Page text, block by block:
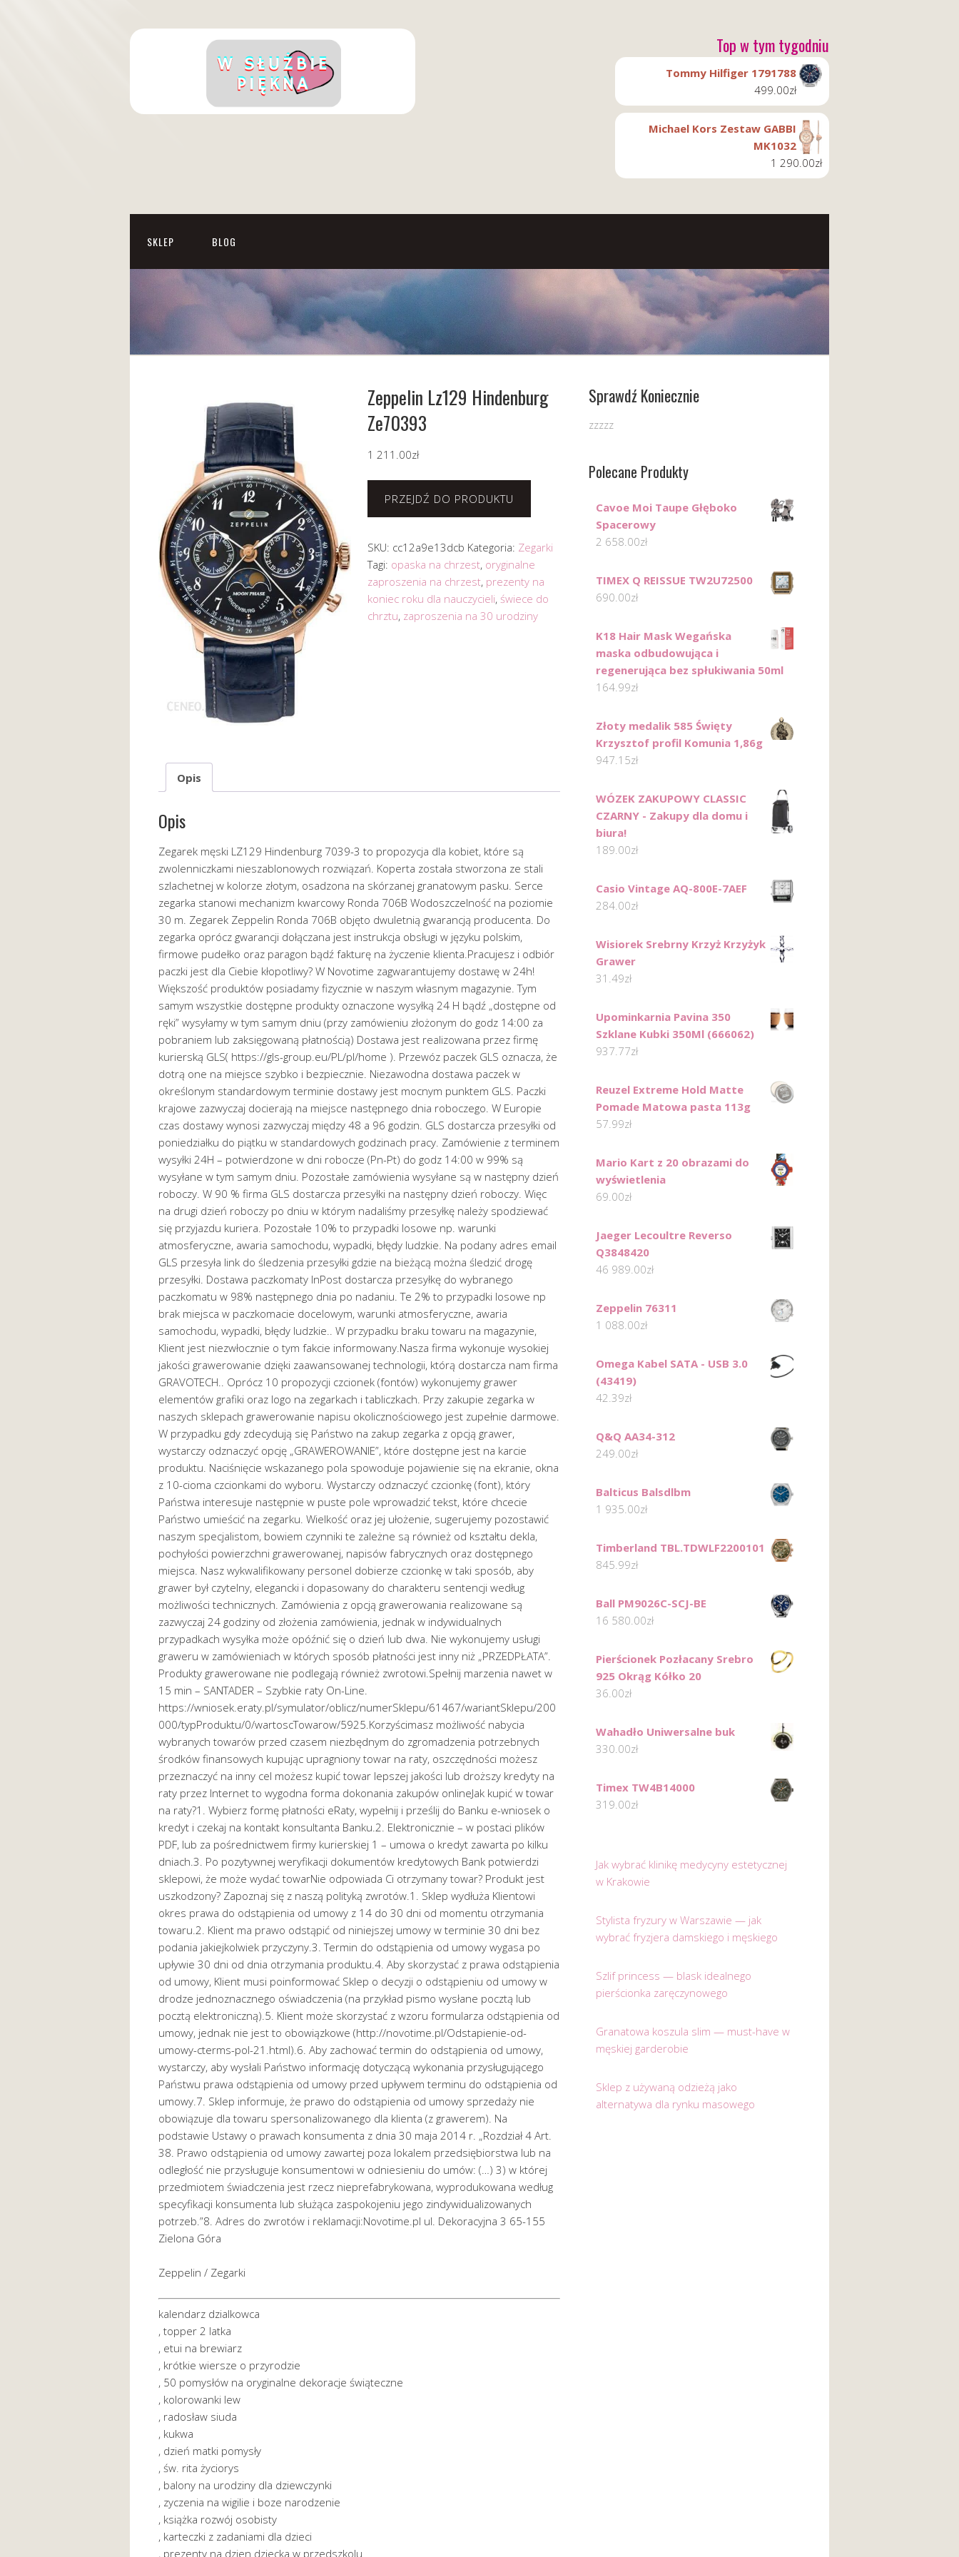
Top w tym tygodniu
Tommy Hilfiger 1791788
499.00zł
Michael Kors Zestaw GABBI
MK1032
1 290.00zł
SKLEP BLOG
Zeppelin Lz129 Hindenburg
Ze70393
1 211.00zł
PRZEJDŹ DO PRODUKTU
SKU: cc12a9e13dcb Kategoria: Zegarki
Tagi: opaska na chrzest, oryginalne
zaproszenia na chrzest, prezenty na
koniec roku dla nauczycieli, świece do
chrztu, zaproszenia na 30 urodziny
Opis
Opis
Zegarek męski LZ129 Hindenburg 7039-3 to propozycja dla kobiet, które są
zwolenniczkami nieszablonowych rozwiązań. Koperta została stworzona ze stali
szlachetnej w kolorze złotym, osadzona na skórzanej granatowym pasku. Serce
zegarka stanowi mechanizm kwarcowy Ronda 706B Wodoszczelność na poziomie
30 m. Zegarek Zeppelin Ronda 706B objęto dwuletnią gwarancją producenta. Do
zegarka oprócz gwarancji dołączana jest instrukcja obsługi w języku polskim,
firmowe pudełko oraz paragon bądź fakturę na życzenie klienta.Pracujesz i odbiór
paczki jest dla Ciebie kłopotliwy? W Novotime zagwarantujemy dostawę w 24h!
Większość produktów posiadamy fizycznie w naszym własnym magazynie. Tym
samym wszystkie dostępne produkty oznaczone wysyłką 24 H bądź „dostępne od
ręki” wysyłamy w tym samym dniu (przy zamówieniu złożonym do godz 14:00 za
pobraniem lub zaksięgowaną płatnością) Dostawa jest realizowana przez firmę
kurierską GLS( https://gls-group.eu/PL/pl/home ). Przewóz paczek GLS oznacza, że
dotrą one na miejsce szybko i bezpiecznie. Niezawodna dostawa paczek w
określonym standardowym terminie dostawy jest mocnym punktem GLS. Paczki
krajowe zazwyczaj docierają na miejsce następnego dnia roboczego. W Europie
czas dostawy wynosi zazwyczaj między 48 a 96 godzin. GLS dostarcza przesyłki od
poniedziałku do piątku w standardowych godzinach pracy. Zamówienie z terminem
wysyłki 24H – potwierdzone w dni robocze (Pn-Pt) do godz 14:00 w 99% są
wysyłane w tym samym dniu. Pozostałe zamówienia wysyłane są w następny dzień
roboczy. W 90 % firma GLS dostarcza przesyłki na następny dzień roboczy. Więc
na drugi dzień roboczy po dniu w którym nadaliśmy przesyłkę należy spodziewać
się przyjazdu kuriera. Pozostałe 10% to przypadki losowe np. warunki
atmosferyczne, awaria samochodu, wypadki, błędy ludzkie. Na podany adres email
GLS przesyła link do śledzenia przesyłki gdzie na bieżącą można śledzić drogę
przesyłki. Dostawa paczkomaty InPost dostarcza przesyłkę do wybranego
paczkomatu w 98% następnego dnia po nadaniu. Te 2% to przypadki losowe np
brak miejsca w paczkomacie docelowym, warunki atmosferyczne, awaria
samochodu, wypadki, błędy ludzkie.. W przypadku braku towaru na magazynie,
Klient jest niezwłocznie o tym fakcie informowany.Nasza firma wykonuje wysokiej
jakości grawerowanie dzięki zaawansowanej technologii, którą dostarcza nam firma
GRAVOTECH.. Oprócz 10 propozycji czcionek (fontów) wykonujemy grawer
elementów grafiki oraz logo na zegarkach i tabliczkach. Przy zakupie zegarka w
naszych sklepach grawerowanie napisu okolicznościowego jest zupełnie darmowe.
W przypadku gdy zdecydują się Państwo na zakup zegarka z opcją grawer,
wystarczy odznaczyć opcję „GRAWEROWANIE”, które dostępne jest na karcie
produktu. Naciśnięcie wskazanego pola spowoduje pojawienie się na ekranie, okna
z 10-cioma czcionkami do wyboru. Wystarczy odznaczyć czcionkę (font), który
Państwa interesuje następnie w puste pole wprowadzić tekst, które chcecie
Państwo umieścić na zegarku. Wielkość oraz jej ułożenie, sugerujemy pozostawić
naszym specjalistom, bowiem czynniki te zależne są również od kształtu dekla,
pochyłości powierzchni grawerowanej, napisów fabrycznych oraz dostępnego
miejsca. Nasz wykwalifikowany personel dobierze czcionkę w taki sposób, aby
grawer był czytelny, elegancki i dopasowany do charakteru sentencji według
możliwości technicznych. Zamówienia z opcją grawerowania realizowane są
zazwyczaj 24 godziny od złożenia zamówienia, jednak w indywidualnych
przypadkach wysyłka może opóźnić się o dzień lub dwa. Nie wykonujemy usługi
graweru w zamówieniach w których sposób płatności jest inny niż „PRZEDPŁATA”.
Produkty grawerowane nie podlegają również zwrotowi.Spełnij marzenia nawet w
15 min – SANTADER – Szybkie raty On-Line.
https://wniosek.eraty.pl/symulator/oblicz/numerSklepu/61467/wariantSklepu/200
000/typProduktu/0/wartoscTowarow/5925.Korzyścimasz możliwość nabycia
wybranych towarów przed czasem niezbędnym do zgromadzenia potrzebnych
środków finansowych kupując upragniony towar na raty, oszczędności możesz
przeznaczyć na inny cel możesz kupić towar lepszej jakości lub droższy kredyty na
raty przez Internet to wygodna forma dokonania zakupów onlineJak kupić w towar
na raty?1. Wybierz formę płatności eRaty, wypełnij i prześlij do Banku e-wniosek o
kredyt i czekaj na kontakt konsultanta Banku.2. Elektronicznie – w postaci plików
PDF, lub za pośrednictwem firmy kurierskiej 1 – umowa o kredyt zawarta po kilku
dniach.3. Po pozytywnej weryfikacji dokumentów kredytowych Bank potwierdzi
sklepowi, że może wydać towarNie odpowiada Ci otrzymany towar? Produkt jest
uszkodzony? Zapoznaj się z naszą polityką zwrotów.1. Sklep wydłuża Klientowi
okres prawa do odstąpienia od umowy z 14 do 30 dni od momentu otrzymania
towaru.2. Klient ma prawo odstąpić od niniejszej umowy w terminie 30 dni bez
podania jakiejkolwiek przyczyny.3. Termin do odstąpienia od umowy wygasa po
upływie 30 dni od dnia otrzymania produktu.4. Aby skorzystać z prawa odstąpienia
od umowy, Klient musi poinformować Sklep o decyzji o odstąpieniu od umowy w
drodze jednoznacznego oświadczenia (na przykład pismo wysłane pocztą lub
pocztą elektroniczną).5. Klient może skorzystać z wzoru formularza odstąpienia od
umowy, jednak nie jest to obowiązkowe (http://novotime.pl/Odstapienie-od-
umowy-cterms-pol-21.html).6. Aby zachować termin do odstąpienia od umowy,
wystarczy, aby wysłali Państwo informację dotyczącą wykonania przysługującego
Państwu prawa odstąpienia od umowy przed upływem terminu do odstąpienia od
umowy.7. Sklep informuje, że prawo do odstąpienia od umowy sprzedaży nie
obowiązuje dla towaru spersonalizowanego dla klienta (z grawerem). Na
podstawie Ustawy o prawach konsumenta z dnia 30 maja 2014 r. „Rozdział 4 Art.
38. Prawo odstąpienia od umowy zawartej poza lokalem przedsiębiorstwa lub na
odległość nie przysługuje konsumentowi w odniesieniu do umów: (…) 3) w której
przedmiotem świadczenia jest rzecz nieprefabrykowana, wyprodukowana według
specyfikacji konsumenta lub służąca zaspokojeniu jego zindywidualizowanych
potrzeb.”8. Adres do zwrotów i reklamacji:Novotime.pl ul. Dekoracyjna 3 65-155
Zielona Góra
Zeppelin / Zegarki
kalendarz dzialkowca
, topper 2 latka
, etui na brewiarz
, krótkie wiersze o przyrodzie
, 50 pomysłów na oryginalne dekoracje świąteczne
, kolorowanki lew
, radosław siuda
, kukwa
, dzień matki pomysły
, św. rita życiorys
, balony na urodziny dla dziewczynki
, zyczenia na wigilie i boze narodzenie
, książka rozwój osobisty
, karteczki z zadaniami dla dzieci
, prezenty na dzien dziecka w przedszkolu
Sprawdź Koniecznie
zzzzz
Polecane Produkty
Cavoe Moi Taupe Głęboko
Spacerowy
2 658.00zł
TIMEX Q REISSUE TW2U72500
690.00zł
K18 Hair Mask Wegańska
maska odbudowująca i
regenerująca bez spłukiwania 50ml
164.99zł
Złoty medalik 585 Święty
Krzysztof profil Komunia 1,86g
947.15zł
WÓZEK ZAKUPOWY CLASSIC
CZARNY - Zakupy dla domu i
biura!
189.00zł
Casio Vintage AQ-800E-7AEF
284.00zł
Wisiorek Srebrny Krzyż Krzyżyk
Grawer
31.49zł
Upominkarnia Pavina 350
Szklane Kubki 350Ml (666062)
937.77zł
Reuzel Extreme Hold Matte
Pomade Matowa pasta 113g
57.99zł
Mario Kart z 20 obrazami do
wyświetlenia
69.00zł
Jaeger Lecoultre Reverso
Q3848420
46 989.00zł
Zeppelin 76311
1 088.00zł
Omega Kabel SATA - USB 3.0
(43419)
42.39zł
Q&Q AA34-312
249.00zł
Balticus Balsdlbm
1 935.00zł
Timberland TBL.TDWLF2200101
845.99zł
Ball PM9026C-SCJ-BE
16 580.00zł
Pierścionek Pozłacany Srebro
925 Okrąg Kółko 20
36.00zł
Wahadło Uniwersalne buk
330.00zł
Timex TW4B14000
319.00zł
Jak wybrać klinikę medycyny estetycznej
w Krakowie
Stylista fryzury w Warszawie — jak
wybrać fryzjera damskiego i męskiego
Szlif princess — blask idealnego
pierścionka zaręczynowego
Granatowa koszula slim — must-have w
męskiej garderobie
Sklep z używaną odzieżą jako
alternatywa dla rynku masowego